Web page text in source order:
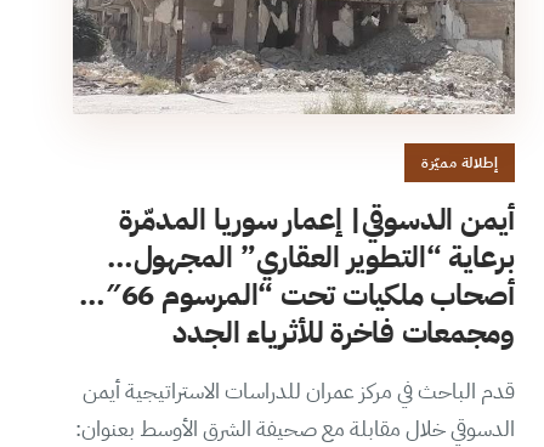
إطلالة مميّزة
أيمن الدسوقي| إعمار سوريا المدمّرة
برعاية “التطوير العقاري” المجهول…
أصحاب ملكيات تحت “المرسوم 66″…
ومجمعات فاخرة للأثرياء الجدد
قدم الباحث في مركز عمران للدراسات الاستراتيجية أيمن
الدسوقي خلال مقابلة مع صحيفة الشرق الأوسط بعنوان: